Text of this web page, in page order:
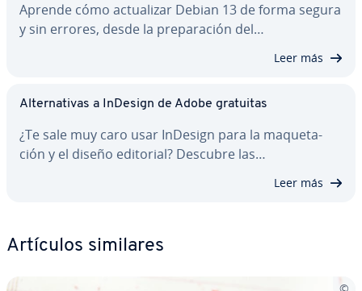
Aprende cómo ac­tua­li­zar Debian 13 de forma segura
y sin errores, desde la pre­pa­ra­ción del…
Leer más
Al­te­r­na­ti­vas a InDesign de Adobe gratuitas
¿Te sale muy caro usar InDesign para la ma­que­ta­
ción y el diseño editorial? Descubre las…
Leer más
Artículos similares